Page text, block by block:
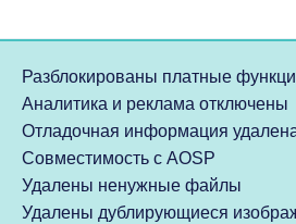
Разблокированы платные
Аналитика и реклама отключены
Отладочная информация
Совместимость с AOSP
Удалены ненужные файлы
Удалены дублирующиеся